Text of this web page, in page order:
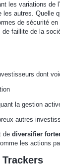
les variations de
autres. Quelle
de sécurité
faillite de la
dont
la gestion
autres
de diversifier
les actions